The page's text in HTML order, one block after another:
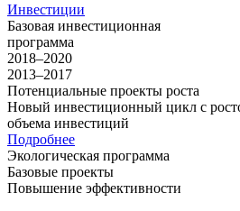
Инвестиции
Базовая инвестиционная
программа
2018–2020
2013–2017
Потенциальные проекты роста
Новый инвестиционный цикл с
объема инвестиций
Подробнее
Экологическая программа
Базовые проекты
Повышение эффективности